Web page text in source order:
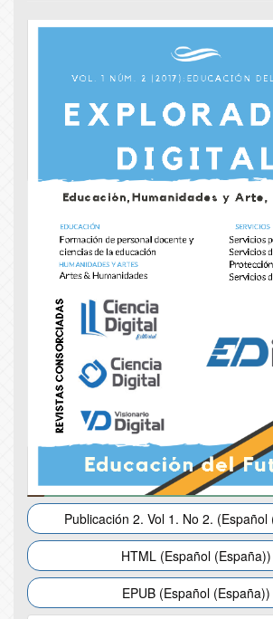
Article
Sidebar
Publicación 2. Vol 1. No 2. (Español
HTML (Español (España))
EPUB (Español (España))